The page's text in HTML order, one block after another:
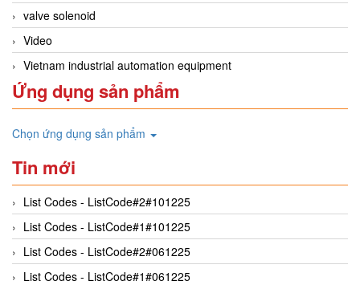
valve solenoid
Video
Vietnam industrial automation equipment
Ứng dụng sản phẩm
Chọn ứng dụng sản phẩm
Tin mới
List Codes - ListCode#2#101225
List Codes - ListCode#1#101225
List Codes - ListCode#2#061225
List Codes - ListCode#1#061225